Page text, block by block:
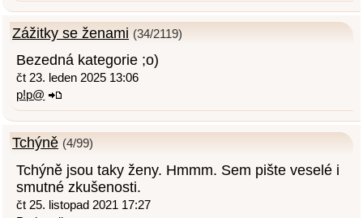
Zážitky se ženami (34/2119)
Bezedná kategorie ;o)
čt 23. leden 2025 13:06
p!p@
Tchýně (4/99)
Tchýně jsou taky ženy. Hmmm. Sem pište veselé i
smutné zkušenosti.
čt 25. listopad 2021 17:27